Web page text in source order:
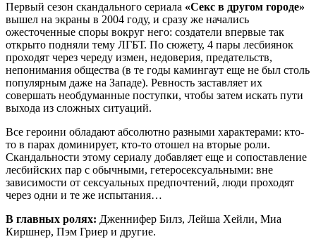
Первый сезон скандального сериала «Секс в другом городе»
вышел на экраны в 2004 году, и сразу же начались
ожесточенные споры вокруг него: создатели впервые так
открыто подняли тему ЛГБТ. По сюжету, 4 пары лесбиянок
проходят через череду измен, недоверия, предательств,
непонимания общества (в те годы камингаут еще не был столь
популярным даже на Западе). Ревность заставляет их
совершать необдуманные поступки, чтобы затем искать пути
выхода из сложных ситуаций.
Все героини обладают абсолютно разными характерами: кто-
то в парах доминирует, кто-то отошел на вторые роли.
Скандальности этому сериалу добавляет еще и сопоставление
лесбийских пар с обычными, гетеросексуальными: вне
зависимости от сексуальных предпочтений, люди проходят
через одни и те же испытания…
В главных ролях: Дженнифер Билз, Лейша Хейли, Миа
Киршнер, Пэм Гриер и другие.